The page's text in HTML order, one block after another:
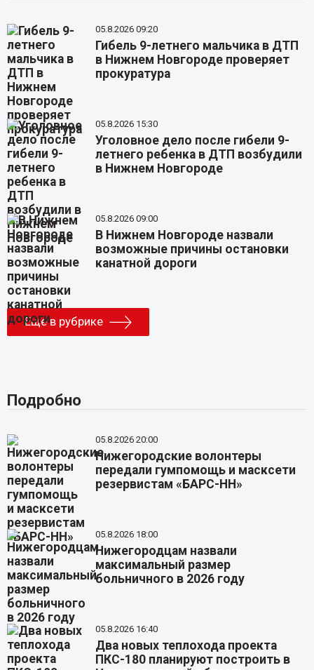
05.8.2026 09:20
Гибель 9-летнего мальчика в ДТП
в Нижнем Новгороде проверяет
прокуратура
05.8.2026 15:30
Уголовное дело после гибели 9-
летнего ребенка в ДТП возбудили
в Нижнем Новгороде
05.8.2026 09:00
В Нижнем Новгороде назвали
возможные причины остановки
канатной дороги
Еще в рубрике
Подробно
05.8.2026 20:00
Нижегородские волонтеры
передали гумпомощь и масксети
резервистам «БАРС-НН»
05.8.2026 18:00
Нижегородцам назвали
максимальный размер
больничного в 2026 году
05.8.2026 16:40
Два новых теплохода проекта
ПКС-180 планируют построить в